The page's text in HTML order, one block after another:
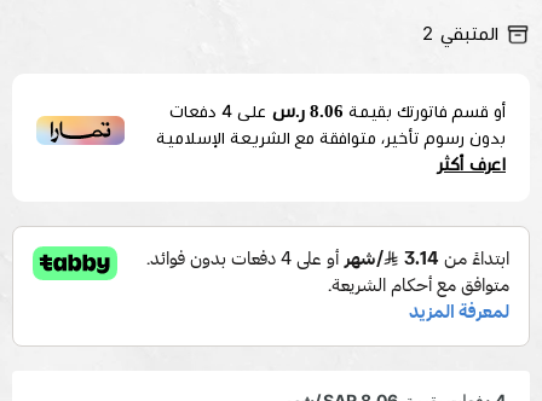
المتبقي 2
أو قسم فاتورتك بقيمة 8.06 ر.س على 4 دفعات
بدون رسوم تأخير، متوافقة مع الشريعة الإسلامية
اعرف أكثر